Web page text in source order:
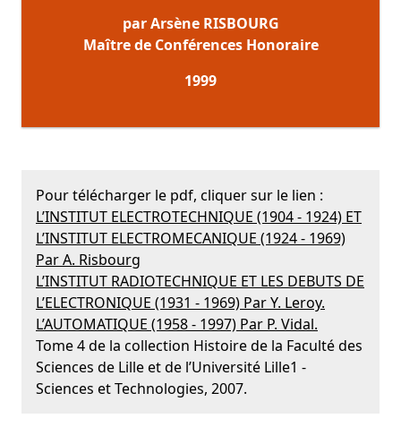
par Arsène RISBOURG
Maître de Conférences Honoraire
1999
Pour télécharger le pdf, cliquer sur le lien :
L’INSTITUT ELECTROTECHNIQUE (1904 - 1924) ET
L’INSTITUT ELECTROMECANIQUE (1924 - 1969)
Par A. Risbourg
L’INSTITUT RADIOTECHNIQUE ET LES DEBUTS DE
L’ELECTRONIQUE (1931 - 1969) Par Y. Leroy.
L’AUTOMATIQUE (1958 - 1997) Par P. Vidal.
Tome 4 de la collection Histoire de la Faculté des
Sciences de Lille et de l’Université Lille1 -
Sciences et Technologies, 2007.